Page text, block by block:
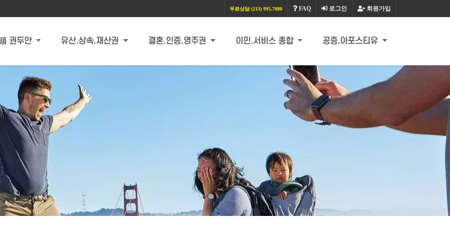
회원가입
로그인
FAQ
무료상담 (213) 995.7080
권두안 유산.상속.재산권 결혼.인증.영주권 이민.서비스 종합 공증.아포스티유